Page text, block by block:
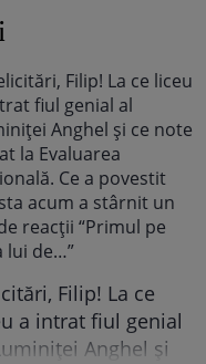
Filip! La ce
a intrat fiul genial
Anghel și